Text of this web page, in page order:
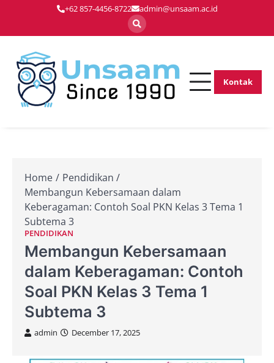
content
+62 857-4456-8722 admin@unsaam.ac.id
Membentuk
Kontak
Home
Pendidikan
Membangun Kebersamaan dalam
Keberagaman: Contoh Soal PKN Kelas 3 Tema 1
Subtema 3
PENDIDIKAN
Membangun Kebersamaan
dalam Keberagaman: Contoh
Soal PKN Kelas 3 Tema 1
Subtema 3
admin December 17, 2025